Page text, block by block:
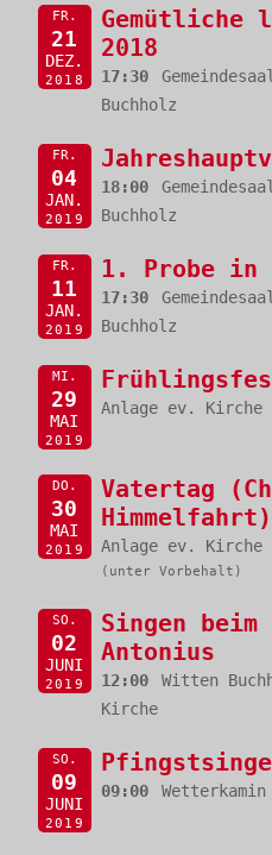
FR.
21
DEZ.
2018
Gemütliche
2018
17:30
Buchholz
FR.
04
JAN.
2019
18:00
Buchholz
FR.
11
JAN.
2019
1. Probe in
17:30
Buchholz
MI.
29
MAI
2019
Anlage ev. Kirche
DO.
30
MAI
2019
Vatertag
Himmelfahrt)
Anlage ev. Kirche
(unter Vorbehalt)
SO.
02
JUNI
2019
Singen
Antonius
12:00
Witten
Kirche
SO.
09
JUNI
2019
09:00